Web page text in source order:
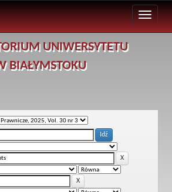
UNIWERSYTETU
BIAŁYMSTOKU